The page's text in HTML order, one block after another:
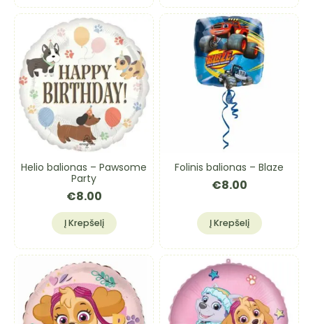
Helio balionas – Pawsome
Party
€8.00
Į Krepšelį
Folinis balionas – Blaze
€8.00
Į Krepšelį